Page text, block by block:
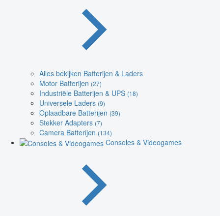
Alles bekijken Batterijen & Laders
Motor Batterijen (27)
Industriële Batterijen & UPS (18)
Universele Laders (9)
Oplaadbare Batterijen (39)
Stekker Adapters (7)
Camera Batterijen (134)
Consoles & Videogames